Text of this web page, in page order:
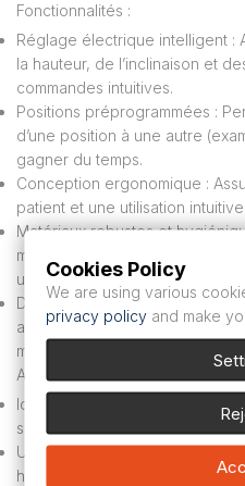
Fonctionnalités :
Réglage électrique intelligent :
la hauteur, de l’inclinaison et
commandes intuitives.
Positions préprogrammées :
d’une position à une autre
gagner du temps.
Conception ergonomique :
patient et une utilisation
Matériaux robustes et
matériaux de haute qualité,
une utilisation intensive.
Design moderne et compact :
apportant une touche
médicaux.
Applications :
Idéal pour les consultations
spécialisées.
Utilisation dans les cabinets
hospitaliers.
Cookies Policy
We are using various
privacy policy and make